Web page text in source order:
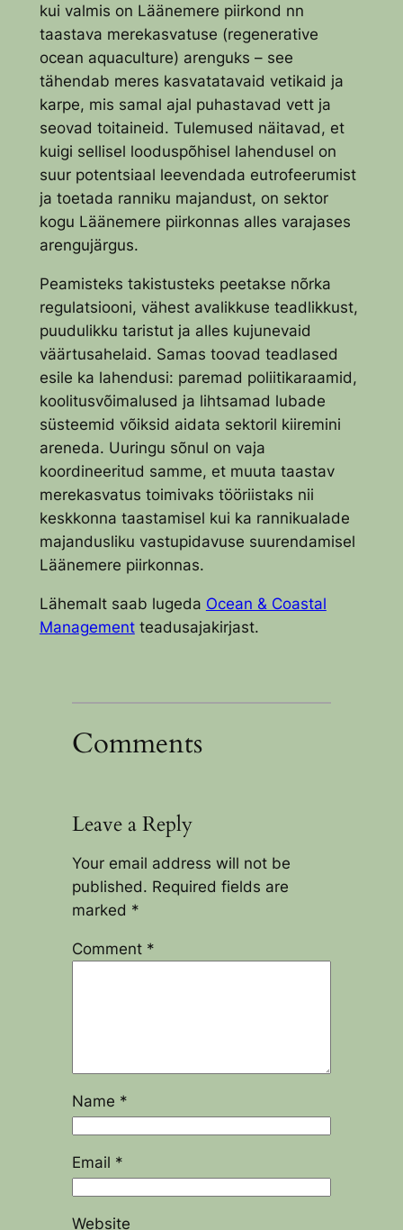
kui valmis on Läänemere piirkond nn
taastava merekasvatuse (regenerative
ocean aquaculture) arenguks – see
tähendab meres kasvatatavaid vetikaid ja
karpe, mis samal ajal puhastavad vett ja
seovad toitaineid. Tulemused näitavad, et
kuigi sellisel looduspõhisel lahendusel on
suur potentsiaal leevendada eutrofeerumist
ja toetada ranniku majandust, on sektor
kogu Läänemere piirkonnas alles varajases
arengujärgus.
Peamisteks takistusteks peetakse nõrka
regulatsiooni, vähest avalikkuse teadlikkust,
puudulikku taristut ja alles kujunevaid
väärtusahelaid. Samas toovad teadlased
esile ka lahendusi: paremad poliitikaraamid,
koolitusvõimalused ja lihtsamad lubade
süsteemid võiksid aidata sektoril kiiremini
areneda. Uuringu sõnul on vaja
koordineeritud samme, et muuta taastav
merekasvatus toimivaks tööriistaks nii
keskkonna taastamisel kui ka rannikualade
majandusliku vastupidavuse suurendamisel
Läänemere piirkonnas.
Lähemalt saab lugeda Ocean & Coastal
Managementteadusajakirjast.
Comments
Leave a Reply
Your email address will not be
published. Required fields are
marked *
Comment *
Name *
Email *
Website